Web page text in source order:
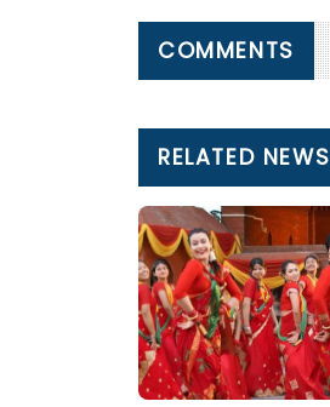
COMMENTS
RELATED NEWS